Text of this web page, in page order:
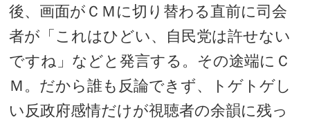
後、画面がＣＭに切り替わる直前に司会
者が「これはひどい、自民党は許せない
ですね」などと発言する。その途端にＣ
Ｍ。だから誰も反論できず、トゲトゲし
い反政府感情だけが視聴者の余韻に残っ